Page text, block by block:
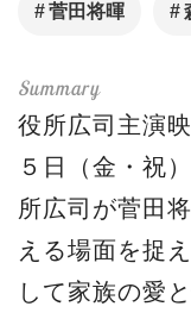
菅田将暉
役所広司主演
５日（金・祝
所広司が菅田
える場面を捉
して家族の愛